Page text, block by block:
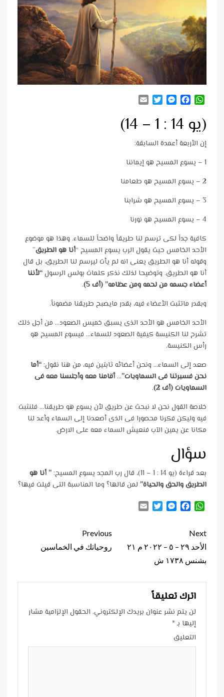
WhatsApp
Facebook
Messenger
Twitter
(يو 14 : 1 – 14)
إن الأربعة أعمدة السابقة:
1 – يسوع المسيح هو إيماننا
2 – يسوع المسيح هو طعامنا
3 – يسوع المسيح هو شرابنا
4 – يسوع المسيح هو نورنا
كافية جداً لكى ترسم لنا طريقاً واضحاً للسماء. وهذا هو موضوع
الأحد الخامس حيث يقول الرب يسوع المسيح “أنا هو الطريق”
وقوله أنا هو الطريق يعنى انه لم يأت ليرسم لنا الطريق، بل قال
أنا هو الطريق. وتوضيحا لذلك نذكر كلمات بولس الرسول“لأننا
أعضاء جسمه من لحمه ومن عظامه” (أف 5)
.
وبقدر ماتثبت الأعضاء فيه، بقدر مايصبح طريقنا مضموناً.
الأحد الخامس هو الأحد الذى يسبق خميس الصعود… من أجل ذلك
تشرح لنا الكنيسة كيفية الصعود للسماء… فيسوع المسيح هو
رأس الكنيسة.
صعد إلى السماء… ونحن أعضائه ثابتين فيه، من هنا نقول:“أما
نحن فسيرتنا فى السماويات”…أقامنا معه وأجلسنا معه فى
السماويات (أف 2)
.
خلاصة القول نحن لا نبحث عن طريق لأن يسوع هو طريقنا… فلنثبت
فيه وليكن فكرنا محصورا فى الذى أصعدنا إلى السماء وأعد لنا
مكانا عن يمين الآب فنعيش السماء معه على الارض.
سؤال
بعد قراءة (يو 14 : 1 – 11)، قال رب المجد يسوع المسيح:
” أنا هو
الطريق والحق والحياة” لمن قالها؟ وما المناسبة التى قيلت فيها؟
WhatsApp
Facebook
Messenger
Twitter
Continue
Reading
Previous
روحياتك في الخماسين
Next
الأحد ٢٩ – ٥ – ٢٠٢٢ م ٢١
بشنس ١٧٣٨ ش
اترك تعليقاً
لن يتم نشر عنوان بريدك الإلكتروني. الحقول الإلزامية مشار
إليها بـ*
التعليق